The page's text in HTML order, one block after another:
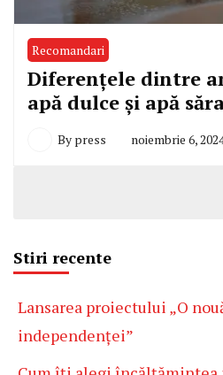
Recomandari
Diferențele dintre
apă dulce și apă
By press noiembrie 6,
Stiri recente
Lansarea proiectului „O
independenței”